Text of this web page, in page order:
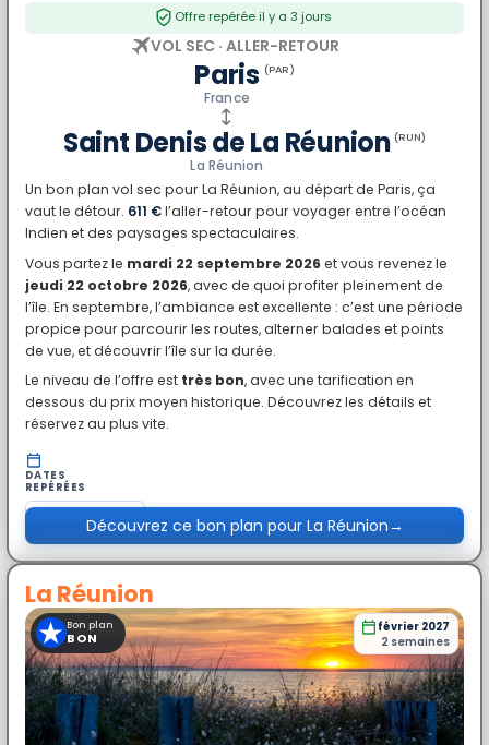
Offre repérée il y a 3 jours
VOL SEC · ALLER-RETOUR
Paris (PAR)
France
Saint Denis de La Réunion (RUN)
La Réunion
Un bon plan vol sec pour La Réunion, au départ de Paris, ça
vaut le détour. 611 €l’aller-retour pour voyager entre l’océan
Indien et des paysages spectaculaires.
Vous partez le mardi 22 septembre 2026 et vous revenez le
jeudi 22 octobre 2026, avec de quoi profiter pleinement de
l’île. En septembre, l’ambiance est excellente : c’est une période
propice pour parcourir les routes, alterner balades et points
de vue, et découvrir l’île sur la durée.
Le niveau de l’offre est très bon, avec une tarification en
dessous du prix moyen historique. Découvrez les détails et
réservez au plus vite.
DATES
REPÉRÉES
jeu. 22 oct.
Découvrez ce bon plan pour La Réunion→
La Réunion
février 2027
2 semaines
★Bon plan
BON